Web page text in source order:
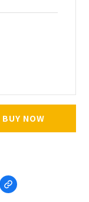
BUY NOW